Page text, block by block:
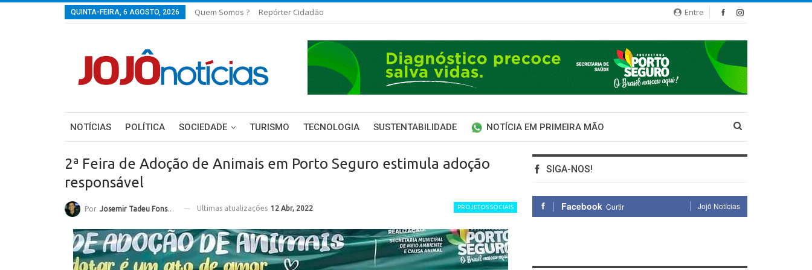
Entre
QUINTA-FEIRA, 6 AGOSTO, 2026 Quem Somos ? Repórter Cidadão
NOTÍCIAS POLÍTICA SOCIEDADE TURISMO TECNOLOGIA SUSTENTABILIDADE NOTÍCIA EM PRIMEIRA MÃO
2ª Feira de Adoção de Animais em Porto Seguro estimula adoção
responsável
PROJETOS SOCIAIS
Por Josemir Tadeu Fonseca Ultimas atualizações 12 Abr, 2022
SIGA-NOS!
Facebook Curtir Jojô Notícias